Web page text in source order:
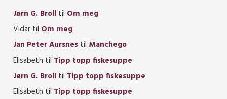
Jørn G. Broll til Om meg
Vidar til Om meg
Jan Peter Aursnes til Manchego
Elisabeth til Tipp topp fiskesuppe
Jørn G. Broll til Tipp topp fiskesuppe
Elisabeth til Tipp topp fiskesuppe